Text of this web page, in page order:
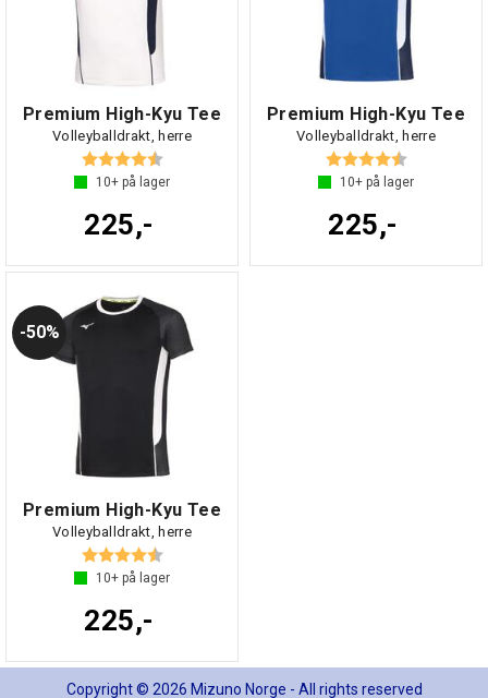
Premium High-Kyu Tee
Volleyballdrakt, herre
Karakter: 4.5 av 5 mulige
10+ på lager
225,-
Premium High-Kyu Tee
Volleyballdrakt, herre
Karakter: 4.5 av 5
10+ på lager
225,-
50%
Premium High-Kyu Tee
Volleyballdrakt, herre
Karakter: 4.5 av 5 mulige
10+ på lager
225,-
Copyright © 2026 Mizuno Norge - All rights reserved